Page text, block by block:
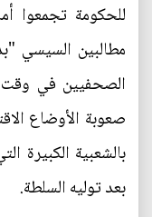
للحكومة تجمعوا
مطالبين السيسي
الصحفيين في وقت
صعوبة الأوضاع
بالشعبية الكبيرة
بعد توليه السلطة.